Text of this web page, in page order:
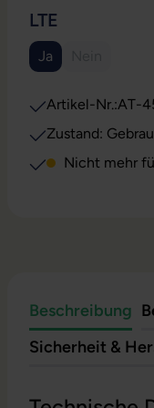
LTE
Ja
(Diese Option ist
Artikel-Nr.:AT-
Zustand:
Nicht mehr
Beschreibung
Sicherheit &